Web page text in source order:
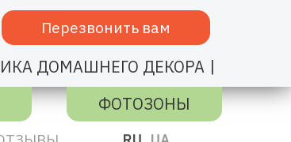
Перезвонить вам
ДОМАШНЕГО ДЕКОРА |
ФОТОЗОНЫ